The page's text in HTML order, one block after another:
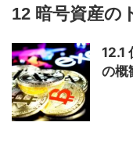
12 暗号資産の
12.1
の概